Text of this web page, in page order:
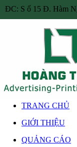
ĐC: S ố 15 Đ. Hàm
TRANG CHỦ
GIỚI THIỆU
QUẢNG CÁO